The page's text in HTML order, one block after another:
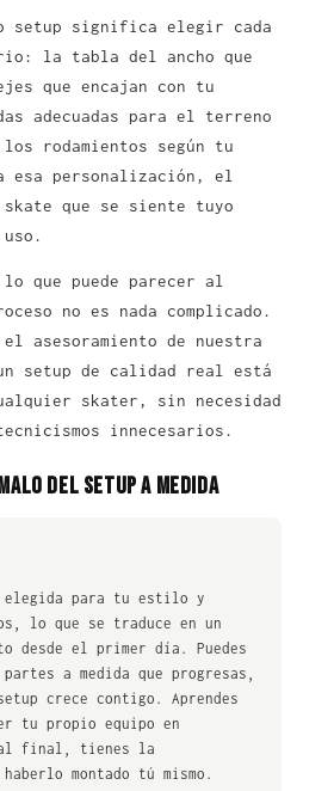
setup significa elegir cada
la tabla del ancho que
que encajan con tu
adecuadas para el terreno
rodamientos según tu
esa personalización, el
que se siente tuyo
que puede parecer al
no es nada complicado.
asesoramiento de nuestra
setup de calidad real está
skater, sin necesidad
innecesarios.
del setup a medida
elegida para tu estilo y
lo que se traduce en un
desde el primer día. Puedes
a medida que progresas,
crece contigo. Aprendes
tu propio equipo en
al final, tienes la
montado tú mismo.